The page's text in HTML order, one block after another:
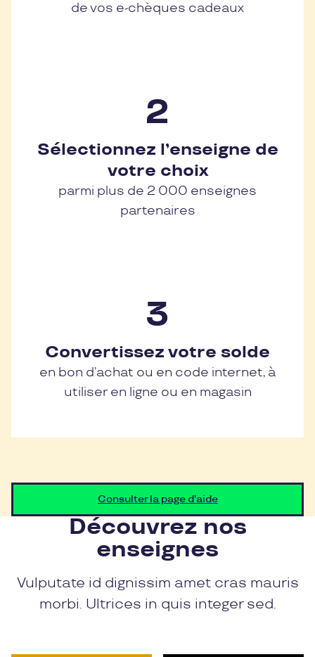
de vos e-chèques cadeaux
Sélectionnez l’enseigne de
votre choix
parmi plus de 2 000 enseignes
partenaires
Convertissez votre solde
en bon d’achat ou en code internet, à
utiliser en ligne ou en magasin
Consulter la page d'aide
Découvrez nos
enseignes
Vulputate id dignissim amet cras mauris
morbi. Ultrices in quis integer sed.